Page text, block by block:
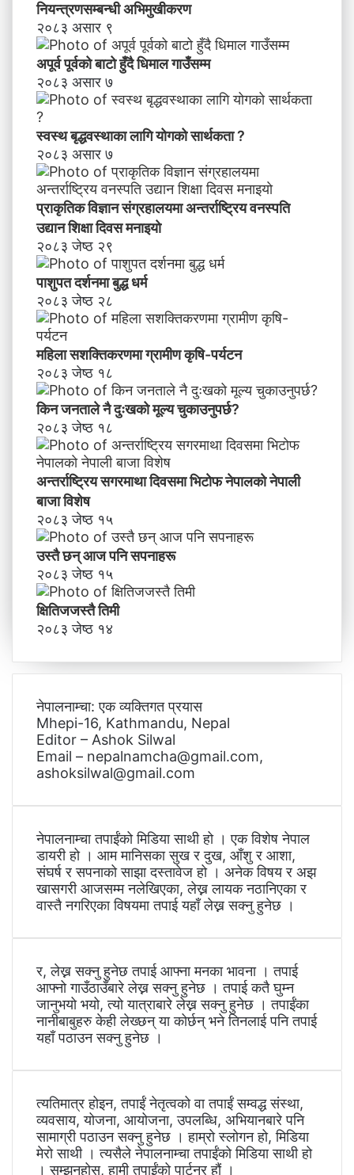
नियन्त्रणसम्बन्धी अभिमुखीकरण
२०८३ असार ९
अपूर्व पूर्वको बाटो हुँदै धिमाल गाउँसम्म
२०८३ असार ७
स्वस्थ बृद्धवस्थाका लागि योगको सार्थकता ?
२०८३ असार ७
प्राकृतिक विज्ञान संग्रहालयमा अन्तर्राष्ट्रिय वनस्पति
उद्यान शिक्षा दिवस मनाइयाे
२०८३ जेष्ठ २९
पाशुपत दर्शनमा बुद्ध धर्म​
२०८३ जेष्ठ २८
महिला सशक्तिकरणमा ग्रामीण कृषि-पर्यटन
२०८३ जेष्ठ १८
किन जनताले नै दुःखको मूल्य चुकाउनुपर्छ?
२०८३ जेष्ठ १८
अन्तर्राष्ट्रिय सगरमाथा दिवसमा भिटाेफ नेपालकाे नेपाली
बाजा विशेष
२०८३ जेष्ठ १५
उस्तै छन् आज पनि सपनाहरू
२०८३ जेष्ठ १५
क्षितिजजस्तै तिमी
२०८३ जेष्ठ १४
नेपालनाम्चा: एक व्यक्तिगत प्रयास
Mhepi-16, Kathmandu, Nepal
Editor – Ashok Silwal
Email – nepalnamcha@gmail.com,
ashoksilwal@gmail.com
नेपालनाम्चा तपाईंको मिडिया साथी हो । एक विशेष नेपाल
डायरी हो । आम मानिसका सुख र दुख, आँशु र आशा,
संघर्ष र सपनाको साझा दस्तावेज हो । अनेक विषय र अझ
खासगरी आजसम्म नलेखिएका, लेख्न लायक नठानिएका र
वास्तै नगरिएका विषयमा तपाई यहाँ लेख्न सक्नु हुनेछ ।
र, लेख्न सक्नु हुनेछ तपाई आफ्ना मनका भावना । तपाई
आफ्नो गाउँठाउँबारे लेख्न सक्नु हुनेछ । तपाई कतै घुम्न
जानुभयो भयो, त्यो यात्राबारे लेख्न सक्नु हुनेछ । तपाईंका
नानीबाबुहरु केही लेख्छन् या कोर्छन् भने तिनलाई पनि तपाई
यहाँ पठाउन सक्नु हुनेछ ।
त्यतिमात्र होइन, तपाईं नेतृत्वको वा तपाईं सम्वद्ध संस्था,
व्यवसाय, योजना, आयोजना, उपलब्धि, अभियानबारे पनि
सामाग्री पठाउन सक्नु हुनेछ । हाम्रो स्लोगन हो, मिडिया
मेरो साथी । त्यसैले नेपालनाम्चा तपाईंको मिडिया साथी हो
। सम्झनुहोस्, हामी तपाईंको पार्टनर हौं ।